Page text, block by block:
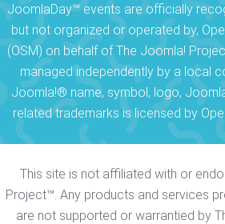
JoomlaDay™ events are officially
but not organized or operated by,
(OSM) on behalf of The Joomla!
managed independently by a local
Joomla!® name, symbol, logo,
related trademarks is licensed by
This site is not affiliated with or
Project™. Any products and services
are not supported or warrantied by